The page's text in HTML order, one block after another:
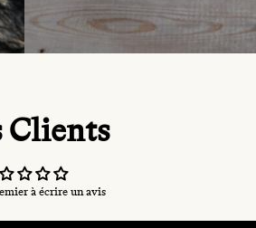
Clients
à écrire un avis